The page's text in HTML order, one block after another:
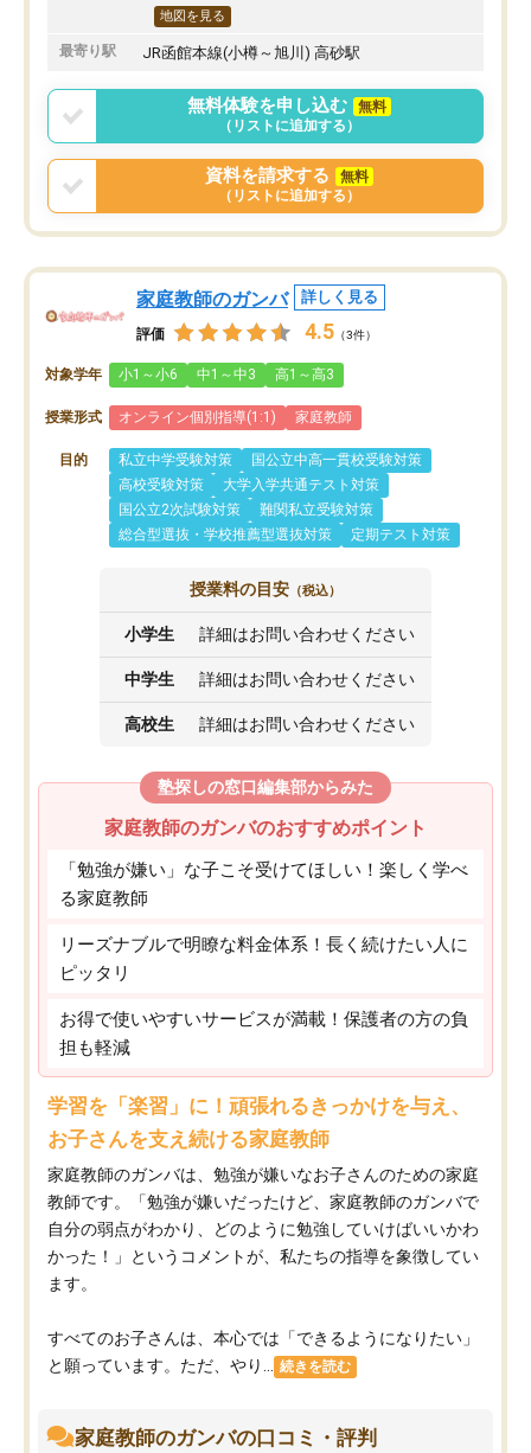
地図を見る
最寄り駅 JR函館本線(小樽～旭川) 高砂駅
無料体験を申し込む
無料
（リストに追加する）
資料を請求する
無料
（リストに追加する）
家庭教師のガンバ 詳しく見る
評価 4.5 （3件）
対象学年 小1～小6 中1～中3 高1～高3
授業形式 オンライン個別指導(1:1) 家庭教師
目的 私立中学受験対策
国公立中高一貫校受験対策
高校受験対策
大学入学共通テスト対策
国公立2次試験対策
難関私立受験対策
総合型選抜・学校推薦型選抜対策
定期テスト対策
授業料の目安 （税込）
小学生 詳細はお問い合わせください
中学生 詳細はお問い合わせください
高校生 詳細はお問い合わせください
塾探しの窓口編集部からみた
家庭教師のガンバのおすすめポイント
「勉強が嫌い」な子こそ受けてほしい！楽しく学べ
る家庭教師
リーズナブルで明瞭な料金体系！長く続けたい人に
ピッタリ
お得で使いやすいサービスが満載！保護者の方の負
担も軽減
学習を「楽習」に！頑張れるきっかけを与え、
お子さんを支え続ける家庭教師
家庭教師のガンバは、勉強が嫌いなお子さんのための家庭
教師です。「勉強が嫌いだったけど、家庭教師のガンバで
自分の弱点がわかり、どのように勉強していけばいいかわ
かった！」というコメントが、私たちの指導を象徴してい
ます。
すべてのお子さんは、本心では「できるようになりたい」
と願っています。ただ、やり...
続きを読む
家庭教師のガンバの口コミ・評判